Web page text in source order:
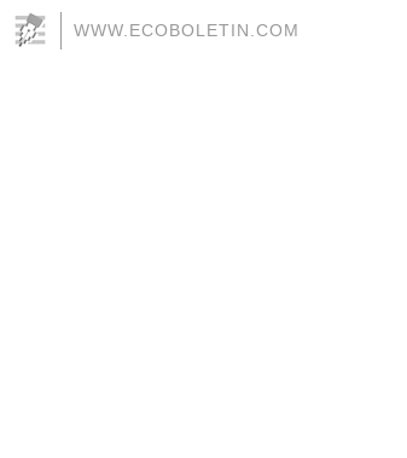
WWW.ECOBOLETIN.COM